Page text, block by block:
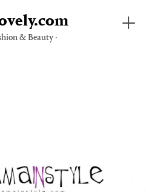
& Beauty ·